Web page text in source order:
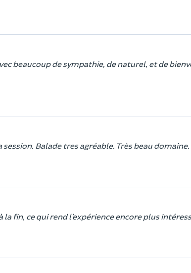
beaucoup de sympathie, de naturel, et de
Balade tres agréable. Très beau domaine.
fin, ce qui rend l’expérience encore plus